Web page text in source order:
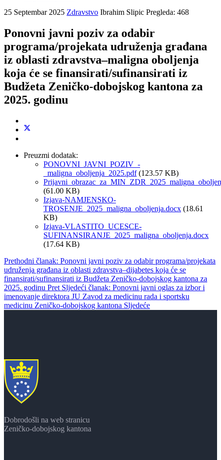
25 Septembar 2025 Zdravstvo Ibrahim Slipic Pregleda: 468
Ponovni javni poziv za odabir
programa/projekata udruženja građana
iz oblasti zdravstva–maligna oboljenja
koja će se finansirati/sufinansirati iz
Budžeta Zeničko-dobojskog kantona za
2025. godinu
Preuzmi dodatak:
PONOVNI_JAVNI_POZIV_-
_maligna_oboljenja_2025.pdf(123.57 KB)
(61.00 KB)
Izjava-NAMJENSKO-
TROSENJE_2025_maligna_oboljenja.docx (18.61
KB)
Izjava-VLASTITO_UCESCE-
SUFINANSIRANJE_2025_maligna_oboljenja.docx
(17.64 KB)
Prethodni članak: Ponovni javni poziv za odabir programa/projekata
udruženja građana iz oblasti zdravstva–dijabetes koja će se
finansirati/sufinansirati iz Budžeta Zeničko-dobojskog kantona za
2025. godinu Pret Sljedeći članak: Ponovni javni oglas za izbor i
imenovanje direktora JU Zavod za medicinu rada i sportsku
medicinu Zeničko-dobojskog kantona Sljedeće
Dobrodošli na web stranicu
Zeničko-dobojskog kantona